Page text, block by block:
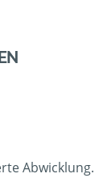
Abwicklung.